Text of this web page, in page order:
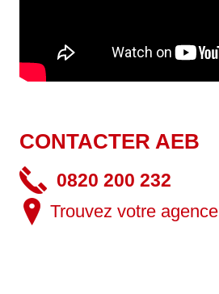
CONTACTER AEB
0820 200 232
Trouvez votre agence